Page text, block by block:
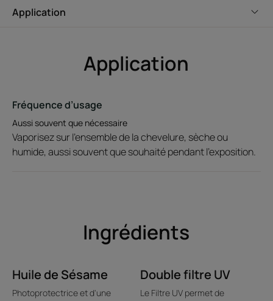
50+*.
long de la journée.
Effet naturel : diffusion ultra légère, texture non grasse au
Texture
Senteur du contenu
irrésistibles de jasmi, de fleur de tiaré et de fleur d'oranger
*Le K.P.F. : Keratin Protection Factor, indique le pourcentage de protection
Application
Application
Fréquence d’usage
Aussi souvent que nécessaire
Vaporisez sur l'ensemble de la chevelure, sèche ou
humide, aussi souvent que souhaité pendant l'exposition.
Ingrédients
Huile de Sésame
Photoprotectrice et d'une
Double filtre UV
Le Filtre UV permet de